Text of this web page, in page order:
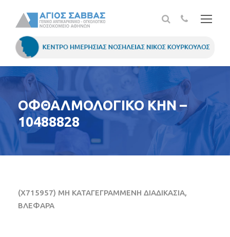
ΟΦΘΑΛΜΟΛΟΓΙΚΟ ΚΗΝ –
10488828
(X715957) ΜΗ ΚΑΤΑΓΕΓΡΑΜΜΕΝΗ ΔΙΑΔΙΚΑΣΙΑ,
ΒΛΕΦΑΡΑ